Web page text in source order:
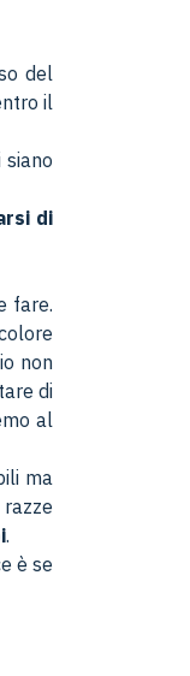
del
il
di
fare.
non
di
al
ma
.
è se